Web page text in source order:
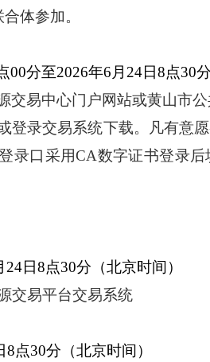
体参加。
00分至2026年6 月 24日8点30分
交易中心门户网站或黄山市
登录交易系统下载。凡有意
录口采用CA数字证书登录
24日8点30分（北京时间）
交易平台交易系统
8点30分 （北京时间）